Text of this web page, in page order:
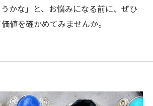
かな」と、お悩みになる前に、ぜひ
値を確かめてみませんか。